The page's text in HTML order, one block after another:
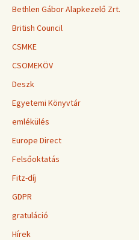
Bethlen Gábor Alapkezelő Zrt.
British Council
CSMKE
CSOMEKÖV
Deszk
Egyetemi Könyvtár
emlékülés
Europe Direct
Felsőoktatás
Fitz-díj
GDPR
gratuláció
Hírek